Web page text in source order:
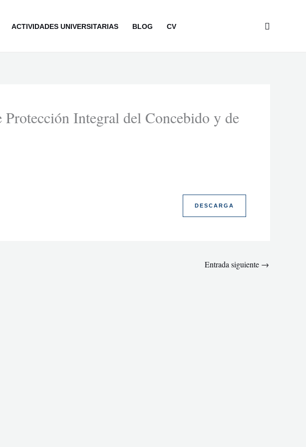
ACTIVIDADES UNIVERSITARIAS BLOG CV Buscar
Integral del Concebido y de
DESCARGA
Entrada siguiente →